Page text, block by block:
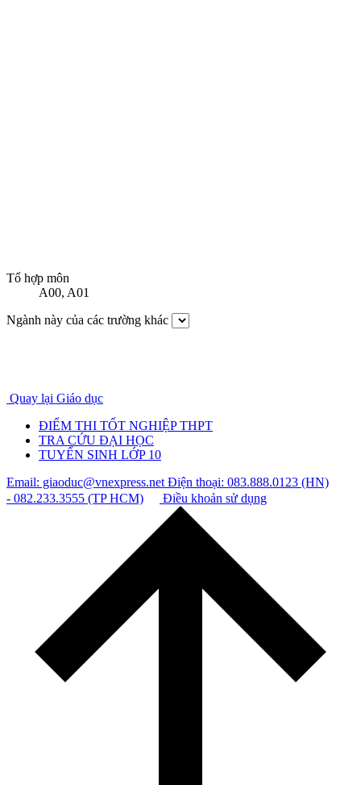
Tổ hợp môn
A00, A01
Ngành này của các trường khác
Quay lại Giáo dục
ĐIỂM THI TỐT NGHIỆP THPT
TRA CỨU ĐẠI HỌC
TUYỂN SINH LỚP 10
Email: giaoduc@vnexpress.netĐiện thoại: 083.888.0123 (HN)
- 082.233.3555 (TP HCM)
Điều khoản sử dụng